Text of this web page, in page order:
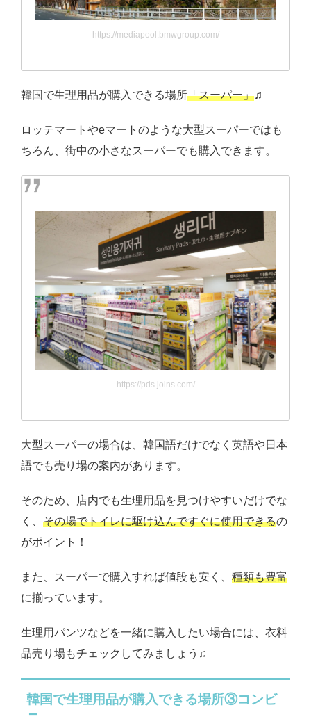
https://mediapool.bmwgroup.com/
韓国で生理用品が購入できる場所「スーパー」♫
ロッテマートやeマートのような大型スーパーではも
ちろん、街中の小さなスーパーでも購入できます。
https://pds.joins.com/
大型スーパーの場合は、韓国語だけでなく英語や日本
語でも売り場の案内があります。
そのため、店内でも生理用品を見つけやすいだけでな
く、 その場でトイレに駆け込んですぐに使用できるの
がポイント！
また、スーパーで購入すれば値段も安く、 種類も豊富
に揃っています。
生理用パンツなどを一緒に購入したい場合には、衣料
品売り場もチェックしてみましょう♫
韓国で生理用品が購入できる場所③コンビ